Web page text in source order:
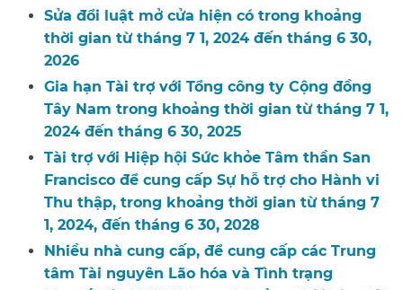
Sửa đổi luật mở cửa hiện có trong khoảng
thời gian từ tháng 7 1, 2024 đến tháng 6 30,
2026​​
Gia hạn Tài trợ với Tổng công ty Cộng đồng
Tây Nam trong khoảng thời gian từ tháng 7 1,
2024 đến tháng 6 30, 2025​​
Tài trợ với Hiệp hội Sức khỏe Tâm thần San
Francisco để cung cấp Sự hỗ trợ cho Hành vi
Thu thập, trong khoảng thời gian từ tháng 7
1, 2024, đến tháng 6 30, 2028​​
Nhiều nhà cung cấp, để cung cấp các Trung
tâm Tài nguyên Lão hóa và Tình trạng